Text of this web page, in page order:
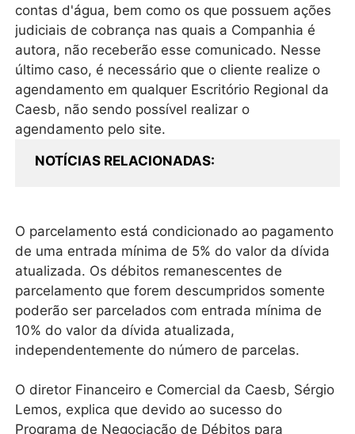
contas d'água, bem como os que possuem ações
judiciais de cobrança nas quais a Companhia é
autora, não receberão esse comunicado. Nesse
último caso, é necessário que o cliente realize o
agendamento em qualquer Escritório Regional da
Caesb, não sendo possível realizar o
agendamento pelo site.
NOTÍCIAS RELACIONADAS
O parcelamento está condicionado ao pagamento
de uma entrada mínima de 5% do valor da dívida
atualizada. Os débitos remanescentes de
parcelamento que forem descumpridos somente
poderão ser parcelados com entrada mínima de
10% do valor da dívida atualizada,
independentemente do número de parcelas.
O diretor Financeiro e Comercial da Caesb, Sérgio
Lemos, explica que devido ao sucesso do
Programa de Negociação de Débitos para